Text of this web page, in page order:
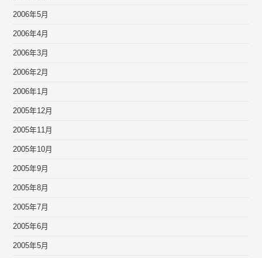
2006年5月
2006年4月
2006年3月
2006年2月
2006年1月
2005年12月
2005年11月
2005年10月
2005年9月
2005年8月
2005年7月
2005年6月
2005年5月